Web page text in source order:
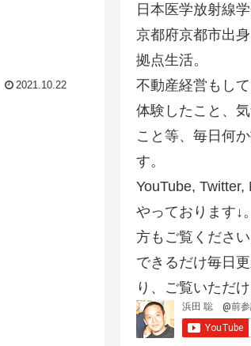
2021.10.22
日本医学放射線
京都府京都市出
拠点生活。
不動産経営もして
体験したこと、
こと等、毎日何
す。
YouTube,
やっております↓
方もご覧くださ
できるだけ毎日
り、ご覧いただ